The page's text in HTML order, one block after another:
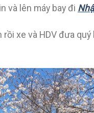
và lên máy bay đi
xe và HDV đưa